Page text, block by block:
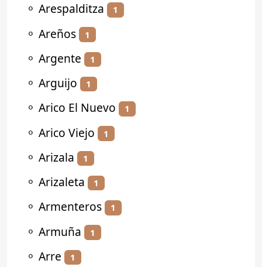
⚬ Arespalditza 1
⚬ Areños 1
⚬ Argente 1
⚬ Arguijo 1
⚬ Arico El Nuevo 1
⚬ Arico Viejo 1
⚬ Arizala 1
⚬ Arizaleta 1
⚬ Armenteros 1
⚬ Armuña 1
⚬ Arre 1